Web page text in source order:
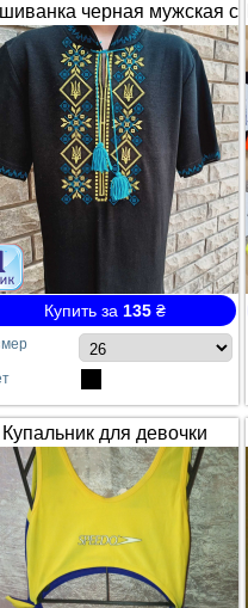
черная мужская с
рукавом "Гербы"
Купить за 135₴
Купальник для девочки
SPEEDO жёлто-синий
сдельный №64